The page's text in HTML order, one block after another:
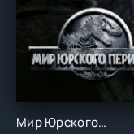
Мир Юрского периода (2015)